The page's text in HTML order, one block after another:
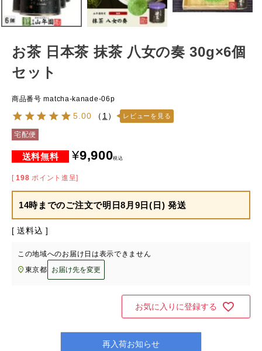
お茶 日本茶 抹茶 八女の奏 30g×6個
セット
商品番号 matcha-kanade-06p
5.00 （ 1 ） レビューを見る
宅配便
¥9,900税込
[ 198 ポイント進呈]
14時までのご注文で明日8月9日(日) 発送
送料込
この地域へのお届け日は表示できません
東京都
お届け先を変更
お気に入りに登録する
再入荷お知らせ